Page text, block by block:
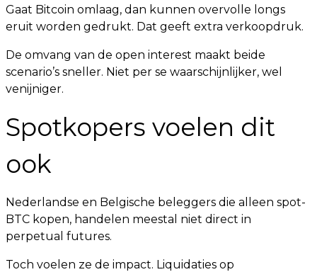
Gaat Bitcoin omlaag, dan kunnen overvolle longs
eruit worden gedrukt. Dat geeft extra verkoopdruk.
De omvang van de open interest maakt beide
scenario’s sneller. Niet per se waarschijnlijker, wel
venijniger.
Spotkopers voelen dit
ook
Nederlandse en Belgische beleggers die alleen spot-
BTC kopen, handelen meestal niet direct in
perpetual futures.
Toch voelen ze de impact. Liquidaties op